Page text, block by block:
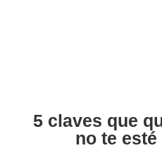
5 claves que
no te